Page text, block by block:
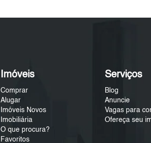
Imóveis
Comprar
Alugar
Imóveis Novos
Imobiliária
O que procura?
Favoritos
Serviços
Blog
Anuncie
Vagas para
Ofereça seu